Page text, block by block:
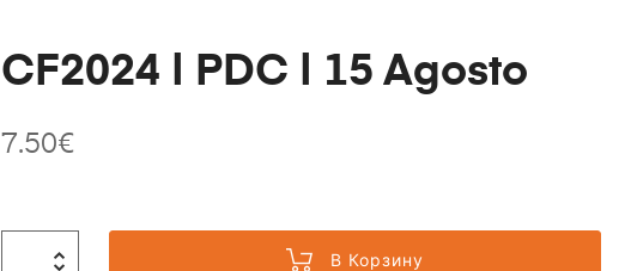
CF2024 | PDC | 15 Agosto
7.50€
В Корзину